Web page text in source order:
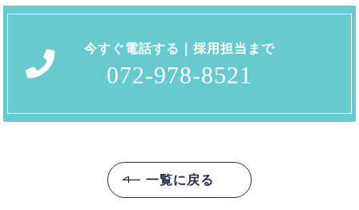
今すぐ電話する｜採用担当まで
072-978-8521
一覧に戻る